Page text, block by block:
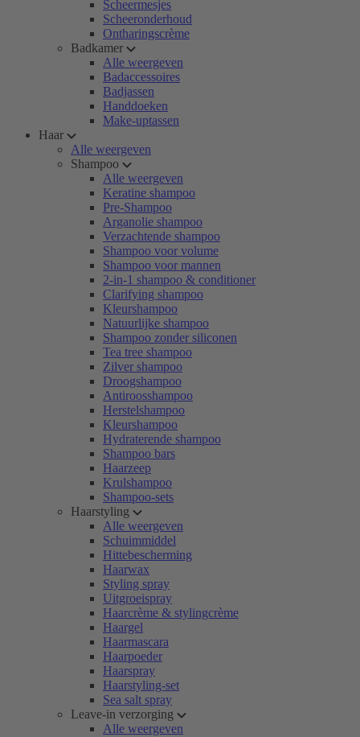
Scheermesjes
Scheeronderhoud
Ontharingscrème
Badkamer
Alle weergeven
Badaccessoires
Badjassen
Handdoeken
Make-uptassen
Haar
Alle weergeven
Shampoo
Alle weergeven
Keratine shampoo
Pre-Shampoo
Arganolie shampoo
Verzachtende shampoo
Shampoo voor volume
Shampoo voor mannen
2-in-1 shampoo & conditioner
Clarifying shampoo
Kleurshampoo
Natuurlijke shampoo
Shampoo zonder siliconen
Tea tree shampoo
Zilver shampoo
Droogshampoo
Antiroosshampoo
Herstelshampoo
Kleurshampoo
Hydraterende shampoo
Shampoo bars
Haarzeep
Krulshampoo
Shampoo-sets
Haarstyling
Alle weergeven
Schuimmiddel
Hittebescherming
Haarwax
Styling spray
Uitgroeispray
Haarcrème & stylingcrème
Haargel
Haarmascara
Haarpoeder
Haarspray
Haarstyling-set
Sea salt spray
Leave-in verzorging
Alle weergeven